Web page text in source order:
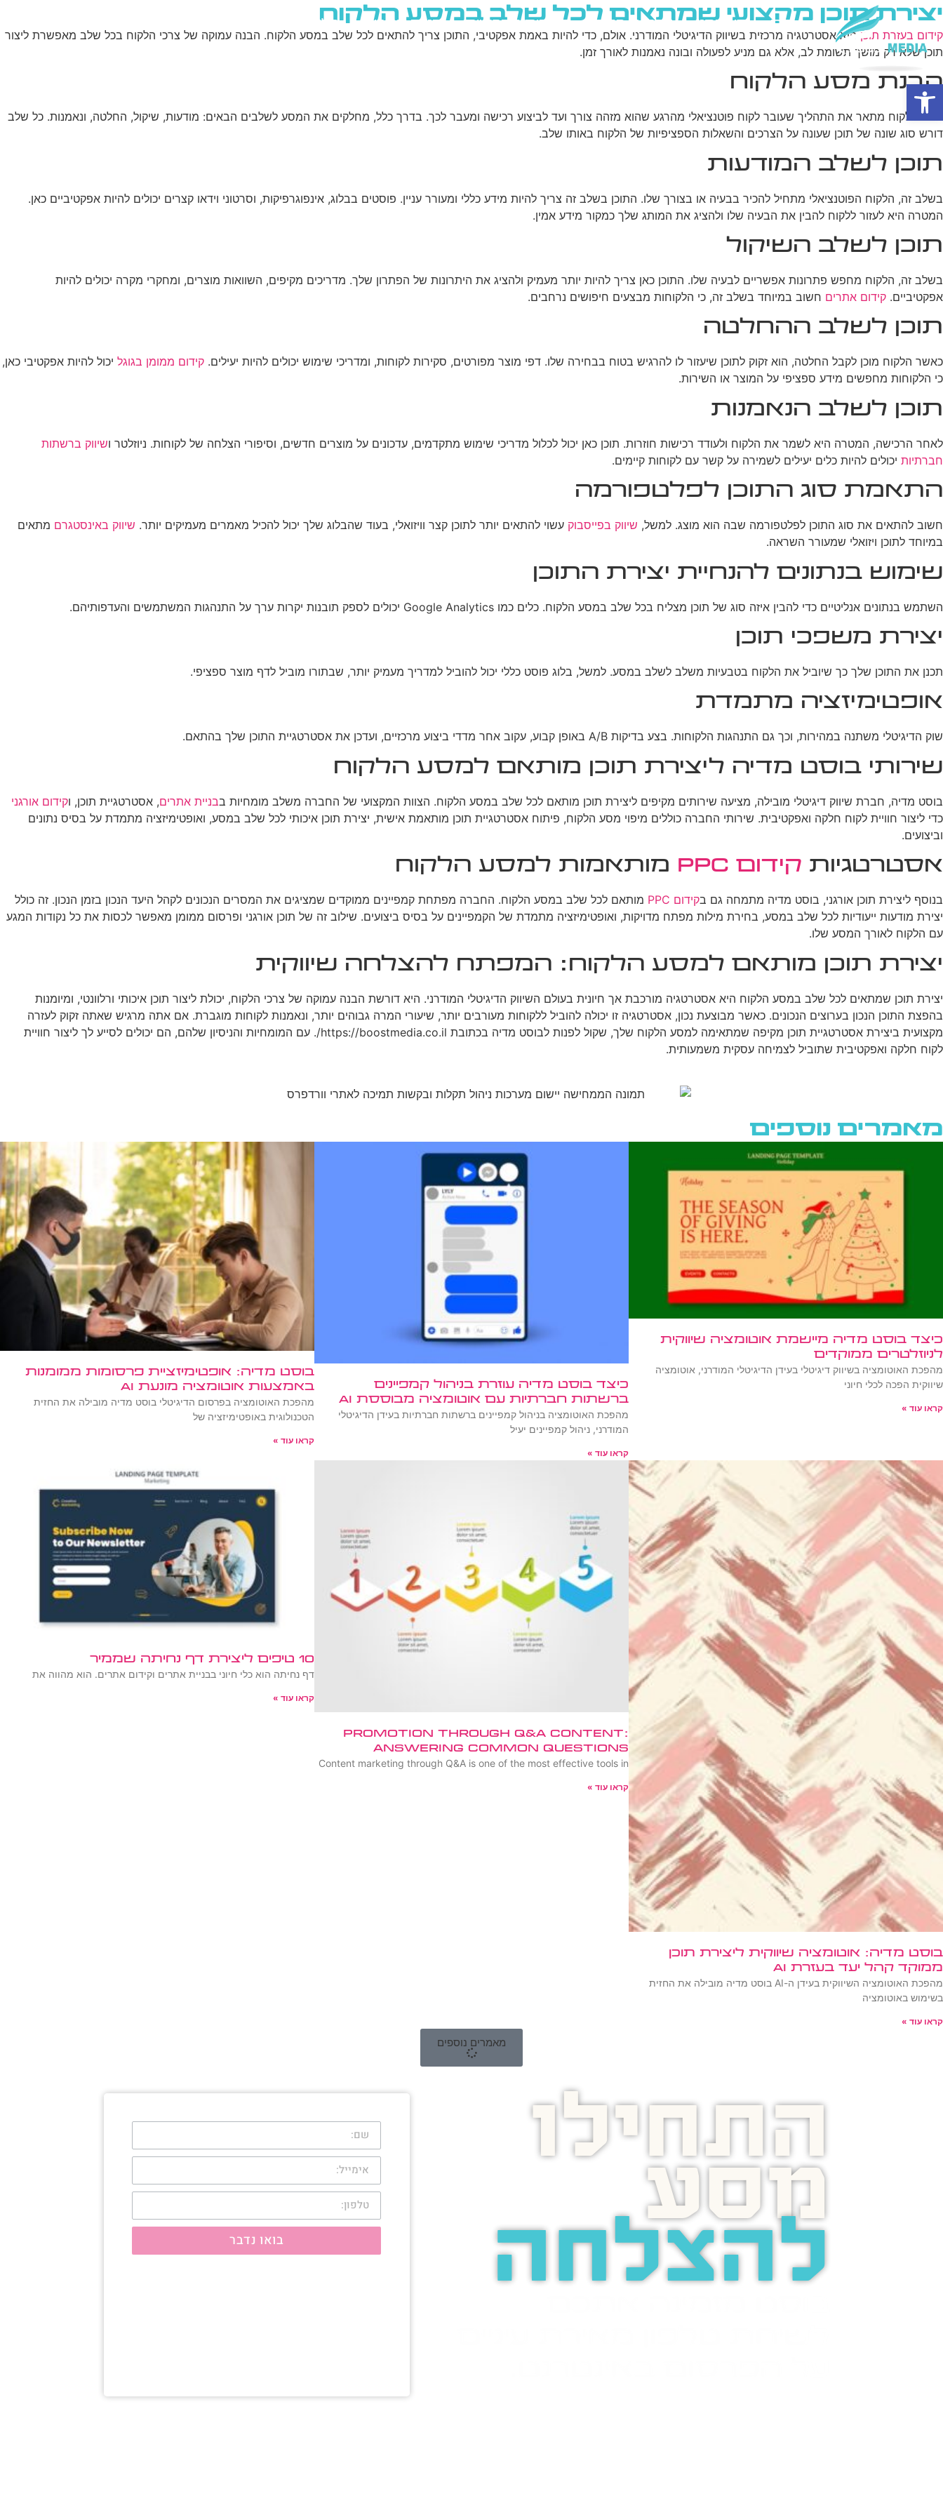
פתח סרגל נגישות
בית מי אנחנו פרסום בגוגל רשתות חברתיות בניית אתרים בלוג
יצירת תוכן מקצועי שמתאים לכל שלב במסע הלקוח
קידום בעזרת תוכןהוא אסטרטגיה מרכזית בשיווק הדיגיטלי המודרני. אולם, כדי להיות באמת אפקטיבי, התוכן צריך להתאים לכל שלב במסע הלקוח. הבנה עמוקה של צרכי הלקוח בכל שלב מאפשרת ליצור
תוכן שלא רק מושך תשומת לב, אלא גם מניע לפעולה ובונה נאמנות לאורך זמן.
הבנת מסע הלקוח
מסע הלקוח מתאר את התהליך שעובר לקוח פוטנציאלי מהרגע שהוא מזהה צורך ועד לביצוע רכישה ומעבר לכך. בדרך כלל, מחלקים את המסע לשלבים הבאים: מודעות, שיקול, החלטה, ונאמנות. כל שלב
דורש סוג שונה של תוכן שעונה על הצרכים והשאלות הספציפיות של הלקוח באותו שלב.
תוכן לשלב המודעות
בשלב זה, הלקוח הפוטנציאלי מתחיל להכיר בבעיה או בצורך שלו. התוכן בשלב זה צריך להיות מידע כללי ומעורר עניין. פוסטים בבלוג, אינפוגרפיקות, וסרטוני וידאו קצרים יכולים להיות אפקטיביים כאן.
המטרה היא לעזור ללקוח להבין את הבעיה שלו ולהציג את המותג שלך כמקור מידע אמין.
תוכן לשלב השיקול
בשלב זה, הלקוח מחפש פתרונות אפשריים לבעיה שלו. התוכן כאן צריך להיות יותר מעמיק ולהציג את היתרונות של הפתרון שלך. מדריכים מקיפים, השוואות מוצרים, ומחקרי מקרה יכולים להיות
אפקטיביים. קידום אתרים חשוב במיוחד בשלב זה, כי הלקוחות מבצעים חיפושים נרחבים.
תוכן לשלב ההחלטה
כאשר הלקוח מוכן לקבל החלטה, הוא זקוק לתוכן שיעזור לו להרגיש בטוח בבחירה שלו. דפי מוצר מפורטים, סקירות לקוחות, ומדריכי שימוש יכולים להיות יעילים. קידום ממומן בגוגל יכול להיות אפקטיבי כאן,
כי הלקוחות מחפשים מידע ספציפי על המוצר או השירות.
תוכן לשלב הנאמנות
לאחר הרכישה, המטרה היא לשמר את הלקוח ולעודד רכישות חוזרות. תוכן כאן יכול לכלול מדריכי שימוש מתקדמים, עדכונים על מוצרים חדשים, וסיפורי הצלחה של לקוחות. ניוזלטר ושיווק ברשתות
חברתיות יכולים להיות כלים יעילים לשמירה על קשר עם לקוחות קיימים.
התאמת סוג התוכן לפלטפורמה
חשוב להתאים את סוג התוכן לפלטפורמה שבה הוא מוצג. למשל, שיווק בפייסבוק עשוי להתאים יותר לתוכן קצר וויזואלי, בעוד שהבלוג שלך יכול להכיל מאמרים מעמיקים יותר. שיווק באינסטגרם מתאים
במיוחד לתוכן ויזואלי שמעורר השראה.
שימוש בנתונים להנחיית יצירת התוכן
השתמש בנתונים אנליטיים כדי להבין איזה סוג של תוכן מצליח בכל שלב במסע הלקוח. כלים כמו Google Analytics יכולים לספק תובנות יקרות ערך על התנהגות המשתמשים והעדפותיהם.
יצירת משפכי תוכן
תכנן את התוכן שלך כך שיוביל את הלקוח בטבעיות משלב לשלב במסע. למשל, בלוג פוסט כללי יכול להוביל למדריך מעמיק יותר, שבתורו מוביל לדף מוצר ספציפי.
אופטימיזציה מתמדת
שוק הדיגיטלי משתנה במהירות, וכך גם התנהגות הלקוחות. בצע בדיקות A/B באופן קבוע, עקוב אחר מדדי ביצוע מרכזיים, ועדכן את אסטרטגיית התוכן שלך בהתאם.
שירותי בוסט מדיה ליצירת תוכן מותאם למסע הלקוח
בוסט מדיה, חברת שיווק דיגיטלי מובילה, מציעה שירותים מקיפים ליצירת תוכן מותאם לכל שלב במסע הלקוח. הצוות המקצועי של החברה משלב מומחיות בבניית אתרים, אסטרטגיית תוכן, וקידום אורגני
כדי ליצור חוויית לקוח חלקה ואפקטיבית. שירותי החברה כוללים מיפוי מסע הלקוח, פיתוח אסטרטגיית תוכן מותאמת אישית, יצירת תוכן איכותי לכל שלב במסע, ואופטימיזציה מתמדת על בסיס נתונים
וביצועים.
אסטרטגיות קידום PPC מותאמות למסע הלקוח
בנוסף ליצירת תוכן אורגני, בוסט מדיה מתמחה גם בקידום PPC
מותאם לכל שלב במסע הלקוח. החברה מפתחת קמפיינים ממוקדים שמציגים את המסרים הנכונים לקהל היעד הנכון בזמן הנכון. זה כולל
יצירת מודעות ייעודיות לכל שלב במסע, בחירת מילות מפתח מדויקות, ואופטימיזציה מתמדת של הקמפיינים על בסיס ביצועים. שילוב זה של תוכן אורגני ופרסום ממומן מאפשר לכסות את כל נקודות המגע
עם הלקוח לאורך המסע שלו.
יצירת תוכן מותאם למסע הלקוח: המפתח להצלחה שיווקית
יצירת תוכן שמתאים לכל שלב במסע הלקוח היא אסטרטגיה מורכבת אך חיונית בעולם השיווק הדיגיטלי המודרני. היא דורשת הבנה עמוקה של צרכי הלקוח, יכולת ליצור תוכן איכותי ורלוונטי, ומיומנות
בהפצת התוכן הנכון בערוצים הנכונים. כאשר מבוצעת נכון, אסטרטגיה זו יכולה להוביל ללקוחות מעורבים יותר, שיעורי המרה גבוהים יותר, ונאמנות לקוחות מוגברת. אם אתה מרגיש שאתה זקוק לעזרה
מקצועית ביצירת אסטרטגיית תוכן מקיפה שמתאימה למסע הלקוח שלך, שקול לפנות לבוסט מדיה בכתובת https://boostmedia.co.il/. עם המומחיות והניסיון שלהם, הם יכולים לסייע לך ליצור חוויית
לקוח חלקה ואפקטיבית שתוביל לצמיחה עסקית משמעותית.
מאמרים נוספים
כיצד בוסט מדיה מיישמת אוטומציה שיווקית
לניוזלטרים ממוקדים
מהפכת האוטומציה בשיווק דיגיטלי בעידן הדיגיטלי המודרני, אוטומציה
שיווקית הפכה לכלי חיוני
קראו עוד »
כיצד בוסט מדיה עוזרת בניהול קמפיינים
ברשתות חברתיות עם אוטומציה מבוססת AI
מהפכת האוטומציה בניהול קמפיינים ברשתות חברתיות בעידן הדיגיטלי
המודרני, ניהול קמפיינים יעיל
קראו עוד »
בוסט מדיה: אופטימיזציית פרסומות ממומנות
באמצעות אוטומציה מונעת AI
מהפכת האוטומציה בפרסום הדיגיטלי בוסט מדיה מובילה את החזית
הטכנולוגית באופטימיזציה של
קראו עוד »
בוסט מדיה: אוטומציה שיווקית ליצירת תוכן
ממוקד קהל יעד בעזרת AI
מהפכת האוטומציה השיווקית בעידן ה-AI בוסט מדיה מובילה את החזית
בשימוש באוטומציה
קראו עוד »
Promotion Through Q&A Content:
Answering Common Questions
Content marketing through Q&A is one of the most effective tools in
קראו עוד »
10 טיפים ליצירת דף נחיתה שממיר
דף נחיתה הוא כלי חיוני בבניית אתרים וקידום אתרים. הוא מהווה את
קראו עוד »
מאמרים נוספים
התחילו
מסע
להצלחה בואו נדבר